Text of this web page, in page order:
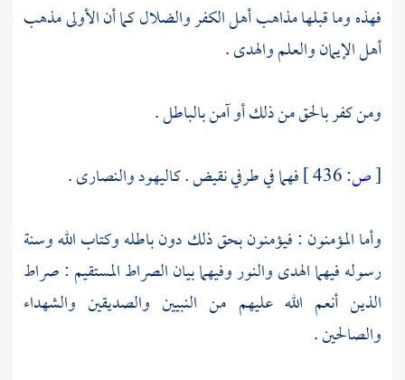
فهذه وما قبلها مذاهب أهل الكفر والضلال كما أن الأولى مذهب
أهل الإيمان والعلم والهدى .
ومن كفر بالحق من ذلك أو آمن بالباطل .
[ص: فهما في طرفي نقيض .كاليهودوالنصارى.
وأما المؤمنون : فيؤمنون بحق ذلك دون باطله وكتاب الله وسنة
رسوله فيهما الهدى والنور وفيهما بيان الصراط المستقيم : صراط
الذين أنعم الله عليهم من النبيين والصديقين والشهداء
والصالحين .